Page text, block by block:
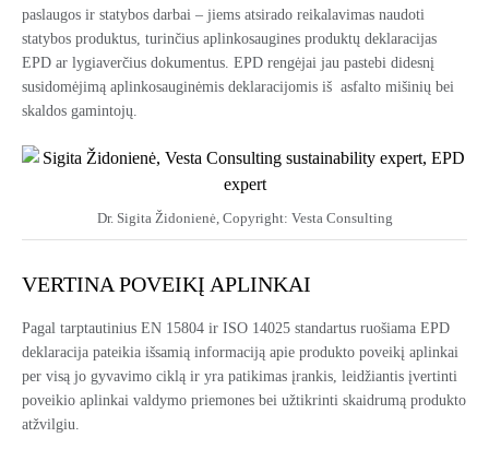
paslaugos ir statybos darbai – jiems atsirado reikalavimas naudoti
statybos produktus, turinčius aplinkosaugines produktų deklaracijas
EPD ar lygiaverčius dokumentus. EPD rengėjai jau pastebi didesnį
susidomėjimą aplinkosauginėmis deklaracijomis iš asfalto mišinių bei
skaldos gamintojų.
Dr. Sigita Židonienė, Copyright: Vesta Consulting
VERTINA POVEIKĮ APLINKAI
Pagal tarptautinius EN 15804 ir ISO 14025 standartus ruošiama EPD
deklaracija pateikia išsamią informaciją apie produkto poveikį aplinkai
per visą jo gyvavimo ciklą ir yra patikimas įrankis, leidžiantis įvertinti
poveikio aplinkai valdymo priemones bei užtikrinti skaidrumą produkto
atžvilgiu.